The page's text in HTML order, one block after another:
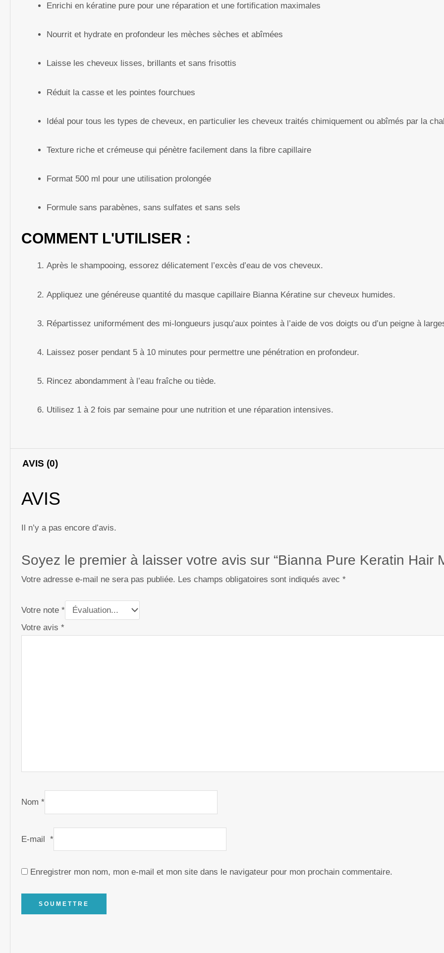
Enrichi en kératine pure pour une réparation et une fortification maximales
Nourrit et hydrate en profondeur les mèches sèches et abîmées
Laisse les cheveux lisses, brillants et sans frisottis
Réduit la casse et les pointes fourchues
Idéal pour tous les types de cheveux, en particulier les cheveux traités chimiquement ou abîmés par la
Texture riche et crémeuse qui pénètre facilement dans la fibre capillaire
Format 500 ml pour une utilisation prolongée
Formule sans parabènes, sans sulfates et sans sels
COMMENT L'UTILISER :
Après le shampooing, essorez délicatement l’excès d’eau de vos cheveux.
Appliquez une généreuse quantité du masque capillaire Bianna Kératine sur cheveux humides.
Répartissez uniformément des mi-longueurs jusqu’aux pointes à l’aide de vos doigts ou d’un peigne à
Laissez poser pendant 5 à 10 minutes pour permettre une pénétration en profondeur.
Rincez abondamment à l’eau fraîche ou tiède.
Utilisez 1 à 2 fois par semaine pour une nutrition et une réparation intensives.
AVIS (0)
AVIS
Il n’y a pas encore d’avis.
Soyez le premier à laisser votre avis sur “Bianna Pure Keratin Hair
Votre adresse e-mail ne sera pas publiée. Les champs obligatoires sont indiqués avec*
Votre note*
Votre avis*
Nom*
E-mail*
Enregistrer mon nom, mon e-mail et mon site dans le navigateur pour mon prochain commentaire.